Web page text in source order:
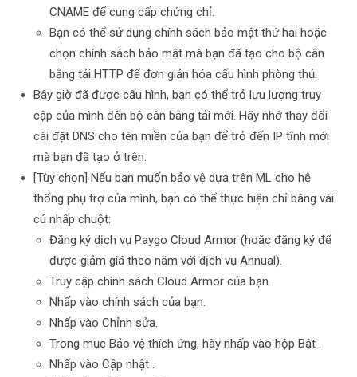
CNAME để cung cấp chứng chỉ.
Bạn có thể sử dụng chính sách bảo mật thứ hai hoặc
chọn chính sách bảo mật mà bạn đã tạo cho bộ cân
bằng tải HTTP để đơn giản hóa cấu hình phòng thủ.
Bây giờ đã được cấu hình, bạn có thể trỏ lưu lượng truy
cập của mình đến bộ cân bằng tải mới. Hãy nhớ thay đổi
cài đặt DNS cho tên miền của bạn để trỏ đến IP tĩnh mới
mà bạn đã tạo ở trên.
[Tùy chọn] Nếu bạn muốn bảo vệ dựa trên ML cho hệ
thống phụ trợ của mình, bạn có thể thực hiện chỉ bằng vài
cú nhấp chuột:
Đăng ký dịch vụ Paygo Cloud Armor (hoặc đăng ký để
được giảm giá theo năm với dịch vụ Annual).
Truy cập chính sách Cloud Armor của bạn .
Nhấp vào chính sách của bạn.
Nhấp vào Chỉnh sửa.
Trong mục Bảo vệ thích ứng, hãy nhấp vào hộp Bật .
Nhấp vào Cập nhật .